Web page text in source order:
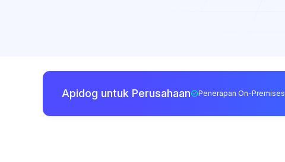
Apidog untuk Perusahaan Penerapan On-Premises